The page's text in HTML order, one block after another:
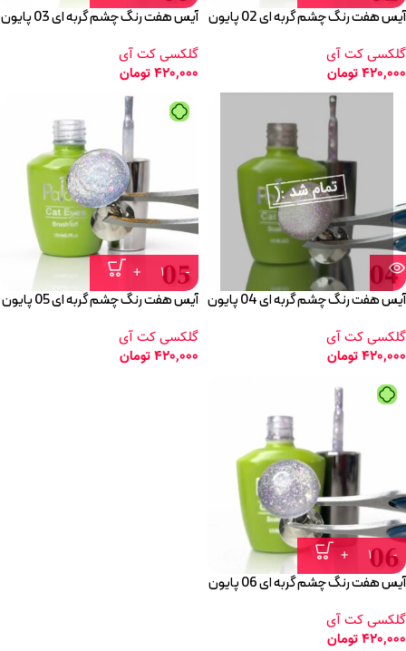
آیس هفت رنگ چشم گربه ای 02 پایون
گلکسی کت آی
420,000تومان
آیس هفت رنگ چشم گربه ای 03 پایون
گلکسی کت آی
420,000تومان
آیس هفت رنگ چشم گربه ای 04 پایون
گلکسی کت آی
420,000تومان
آیس هفت رنگ چشم گربه ای 05 پایون
گلکسی کت آی
420,000تومان
آیس هفت رنگ چشم گربه ای 06 پایون
گلکسی کت آی
420,000تومان